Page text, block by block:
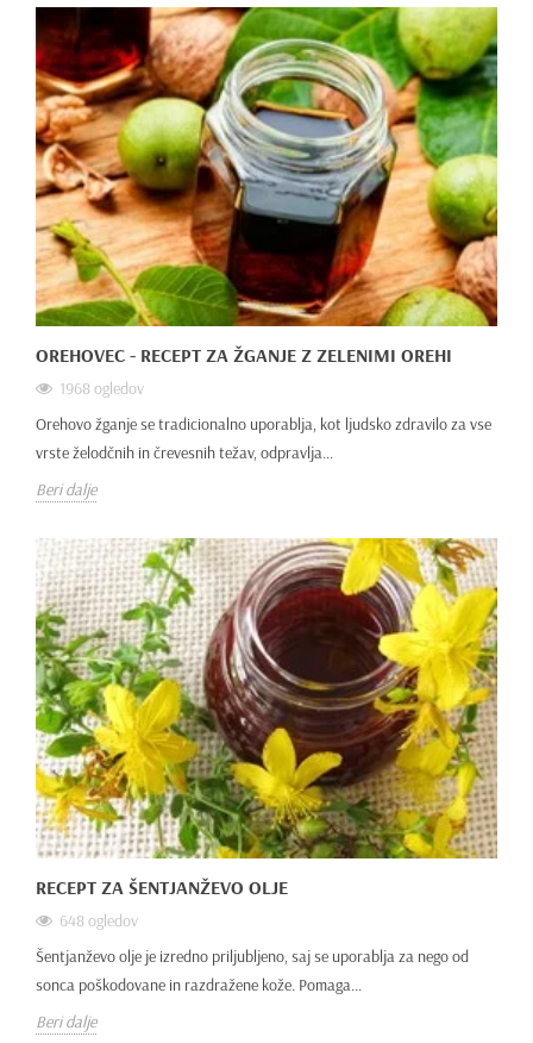
OREHOVEC - RECEPT ZA ŽGANJE Z ZELENIMI OREHI
1968 ogledov
Orehovo žganje se tradicionalno uporablja, kot ljudsko zdravilo za vse
vrste želodčnih in črevesnih težav, odpravlja...
Beri dalje
RECEPT ZA ŠENTJANŽEVO OLJE
648 ogledov
Šentjanževo olje je izredno priljubljeno, saj se uporablja za nego od
sonca poškodovane in razdražene kože. Pomaga...
Beri dalje